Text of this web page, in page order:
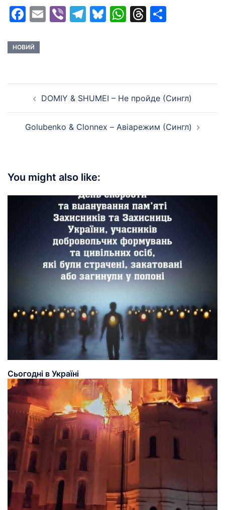
Facebook
EmailViberTelegram
Bluesky
WhatsApp
Threads
НОВИЙ
navigationDOMIY & SHUMEI – Не пройде (Сингл)
Golubenko & Clonnex – Авіарежим (Сингл)
You might also like:
Сьогодні в Україні